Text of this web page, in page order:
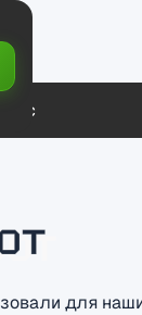
О нас
для